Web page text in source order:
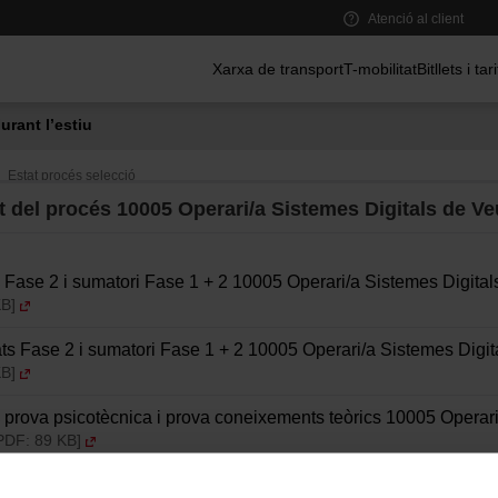
Atenció al client
Xarxa de transportT-mobilitatBitllets i
l’estiu
Estat procés selecció
procés 10005 Operari/a Sistemes Digitals de
Fase 2 i sumatori Fase 1 + 2 10005 Operari/a Sistemes
Fase 2 i sumatori Fase 1 + 2 10005 Operari/a Sistemes
prova psicotècnica i prova coneixements teòrics 10005
89 KB]
prova psicotècnica i prova coneixements teòrics 10005